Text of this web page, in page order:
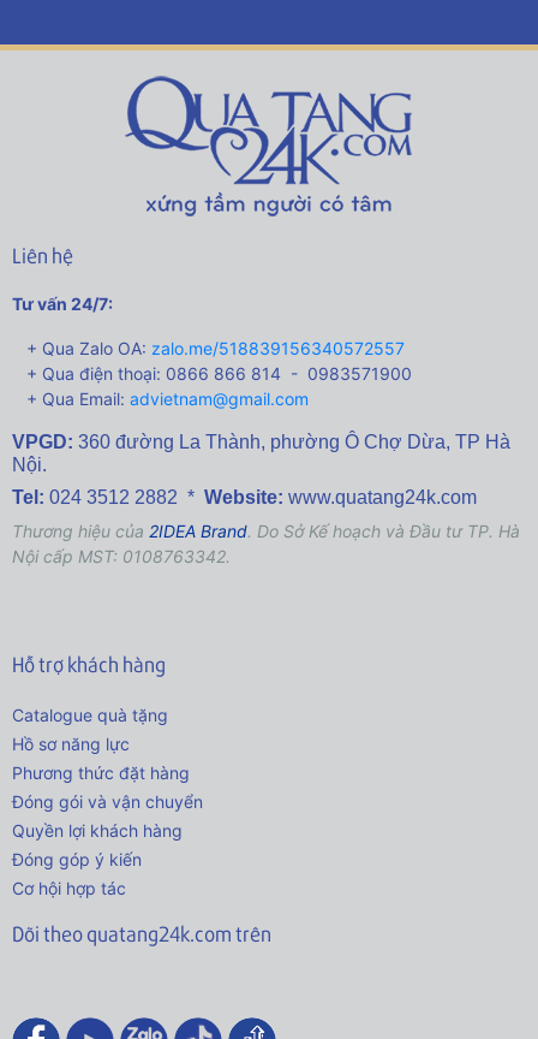
Liên hệ
Tư vấn 24/7:
+ Qua Zalo OA: zalo.me/518839156340572557
+ Qua điện thoại: 0866 866 814 - 0983571900
+ Qua Email: advietnam@gmail.com
VPGD: 360 đường La Thành, phường Ô Chợ Dừa, TP Hà
Nội.
Tel: 024 3512 2882 * Website: www.quatang24k.com
Thương hiệu của 2IDEA Brand. Do Sở Kế hoạch và Đầu tư TP. Hà
Nội cấp MST: 0108763342.
Hỗ trợ khách hàng
Catalogue quà tặng
Hồ sơ năng lực
Phương thức đặt hàng
Đóng gói và vận chuyển
Quyền lợi khách hàng
Đóng góp ý kiến
Cơ hội hợp tác
Dõi theo quatang24k.com trên